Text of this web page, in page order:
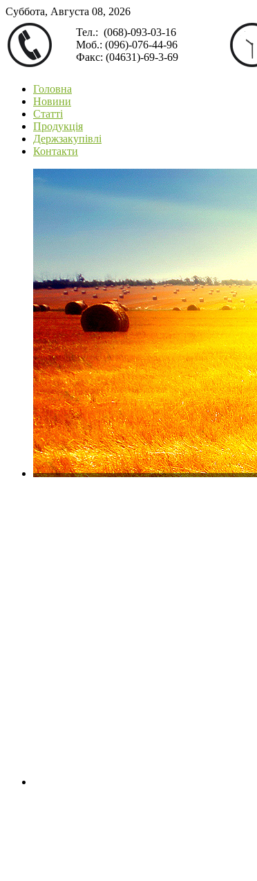
Суббота, Августа 08, 2026
Тел.: (068)-093-03-16
Моб.: (096)-076-44-96
Факс: (04631)-69-3-69
Головна
Новини
Статті
Продукція
Держзакупівлі
Контакти